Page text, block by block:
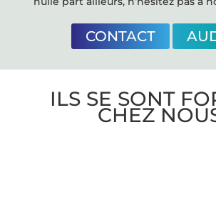
CONTACT
ILS SE SONT
CHEZ